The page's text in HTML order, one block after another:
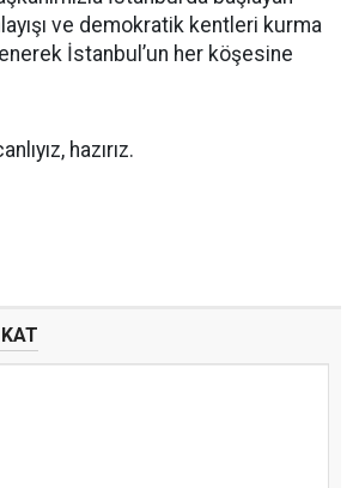
ve demokratik kentleri kurma
İstanbul’un her köşesine
hazırız.